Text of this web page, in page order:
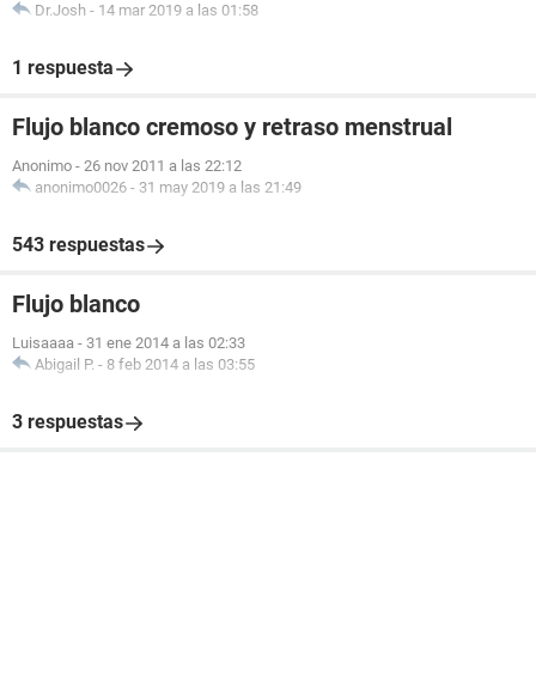
Dr.Josh - 14 mar 2019 a las 01:58
1 respuesta
Flujo blanco cremoso y retraso menstrual
Anonimo - 26 nov 2011 a las 22:12
anonimo0026 - 31 may 2019 a las 21:49
543 respuestas
Flujo blanco
Luisaaaa - 31 ene 2014 a las 02:33
Abigail P. - 8 feb 2014 a las 03:55
3 respuestas